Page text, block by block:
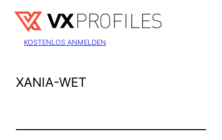
Inhalt
springen
KOSTENLOS ANMELDEN
XANIA-WET